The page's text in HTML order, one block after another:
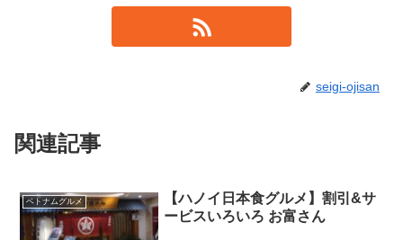
seigi-ojisan
関連記事
ベトナムグルメ
【ハノイ日本食グルメ】割引&サ
ービスいろいろ お富さん